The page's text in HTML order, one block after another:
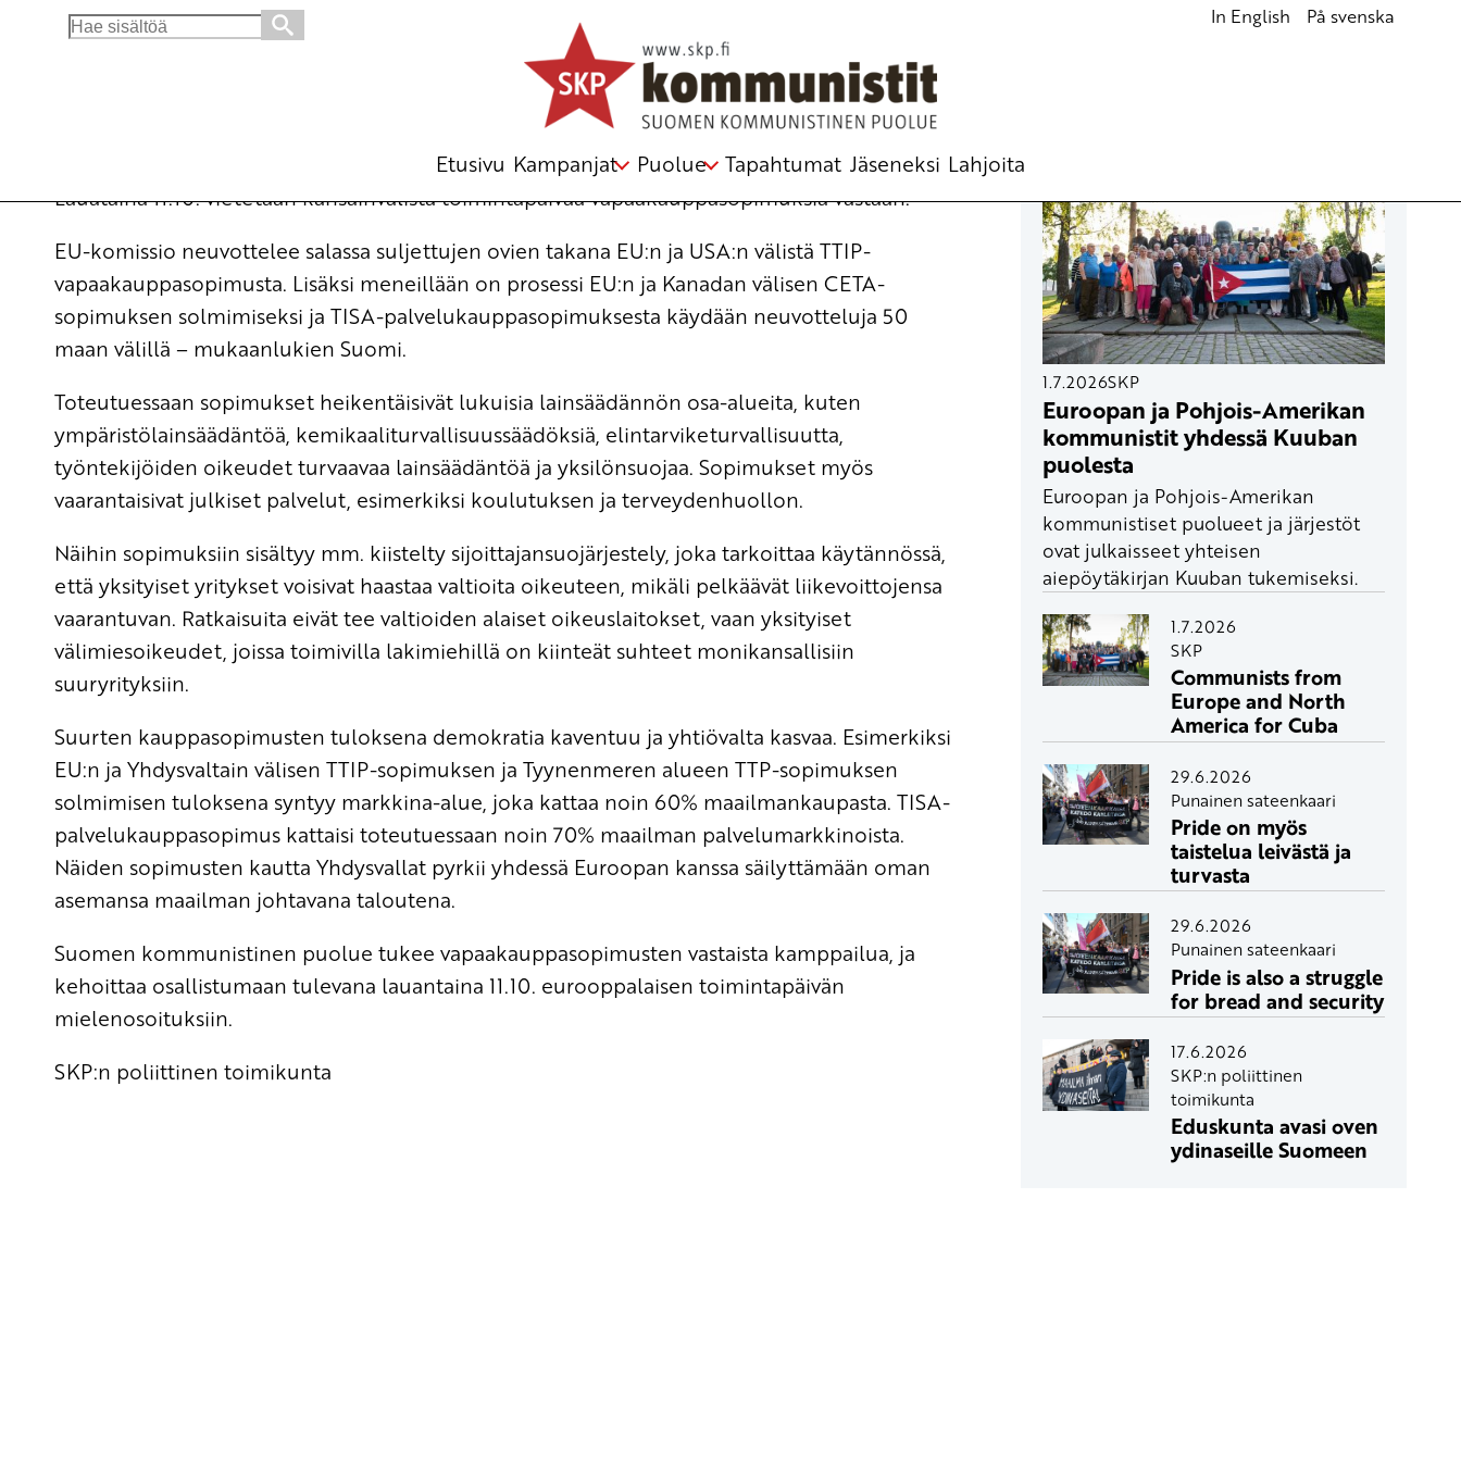
Search
In English På svenska
Etusivu Kampanjat Puolue Tapahtumat Jäseneksi Lahjoita
Lauataina 11.10. vietetään kansainvälistä toimintapäivää vapaakauppasopimuksia vastaan.
EU-komissio neuvottelee salassa suljettujen ovien takana EU:n ja USA:n välistä TTIP-
vapaakauppasopimusta. Lisäksi meneillään on prosessi EU:n ja Kanadan välisen CETA-
sopimuksen solmimiseksi ja TISA-palvelukauppasopimuksesta käydään neuvotteluja 50
maan välillä – mukaanlukien Suomi.
Toteutuessaan sopimukset heikentäisivät lukuisia lainsäädännön osa-alueita, kuten
ympäristölainsäädäntöä, kemikaaliturvallisuussäädöksiä, elintarviketurvallisuutta,
työntekijöiden oikeudet turvaavaa lainsäädäntöä ja yksilönsuojaa. Sopimukset myös
vaarantaisivat julkiset palvelut, esimerkiksi koulutuksen ja terveydenhuollon.
Näihin sopimuksiin sisältyy mm. kiistelty sijoittajansuojärjestely, joka tarkoittaa käytännössä,
että yksityiset yritykset voisivat haastaa valtioita oikeuteen, mikäli pelkäävät liikevoittojensa
vaarantuvan. Ratkaisuita eivät tee valtioiden alaiset oikeuslaitokset, vaan yksityiset
välimiesoikeudet, joissa toimivilla lakimiehillä on kiinteät suhteet monikansallisiin
suuryrityksiin.
Suurten kauppasopimusten tuloksena demokratia kaventuu ja yhtiövalta kasvaa. Esimerkiksi
EU:n ja Yhdysvaltain välisen TTIP-sopimuksen ja Tyynenmeren alueen TTP-sopimuksen
solmimisen tuloksena syntyy markkina-alue, joka kattaa noin 60% maailmankaupasta. TISA-
palvelukauppasopimus kattaisi toteutuessaan noin 70% maailman palvelumarkkinoista.
Näiden sopimusten kautta Yhdysvallat pyrkii yhdessä Euroopan kanssa säilyttämään oman
asemansa maailman johtavana taloutena.
Suomen kommunistinen puolue tukee vapaakauppasopimusten vastaista kamppailua, ja
kehoittaa osallistumaan tulevana lauantaina 11.10. eurooppalaisen toimintapäivän
mielenosoituksiin.
SKP:n poliittinen toimikunta
1.7.2026SKP
Euroopan ja Pohjois-Amerikan
kommunistit yhdessä Kuuban
puolesta
Euroopan ja Pohjois-Amerikan
kommunistiset puolueet ja järjestöt
ovat julkaisseet yhteisen
aiepöytäkirjan Kuuban tukemiseksi.
1.7.2026
SKP
Communists from
Europe and North
America for Cuba
29.6.2026
Punainen sateenkaari
Pride on myös
taistelua leivästä ja
turvasta
29.6.2026
Punainen sateenkaari
Pride is also a struggle
for bread and security
17.6.2026
SKP:n poliittinen
toimikunta
Eduskunta avasi oven
ydinaseille Suomeen